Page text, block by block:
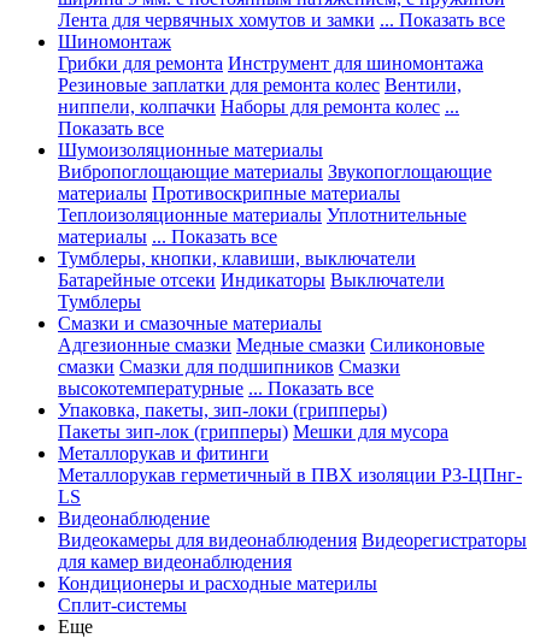
Лента для червячных хомутов и замки ... Показать все
Шиномонтаж
Грибки для ремонта Инструмент для шиномонтажа
Резиновые заплатки для ремонта колес Вентили,
ниппели, колпачки Наборы для ремонта колес ...
Показать все
Шумоизоляционные материалы
Вибропоглощающие материалы Звукопоглощающие
материалы Противоскрипные материалы
Теплоизоляционные материалы Уплотнительные
материалы ... Показать все
Тумблеры, кнопки, клавиши, выключатели
Батарейные отсеки Индикаторы Выключатели
Тумблеры
Смазки и смазочные материалы
Адгезионные смазки Медные смазки Силиконовые
смазки Смазки для подшипников Смазки
высокотемпературные ... Показать все
Упаковка, пакеты, зип-локи (грипперы)
Пакеты зип-лок (грипперы) Мешки для мусора
Металлорукав и фитинги
Металлорукав герметичный в ПВХ изоляции Р3-ЦПнг-
LS
Видеонаблюдение
Видеокамеры для видеонаблюдения Видеорегистраторы
для камер видеонаблюдения
Кондиционеры и расходные материлы
Сплит-системы
Еще